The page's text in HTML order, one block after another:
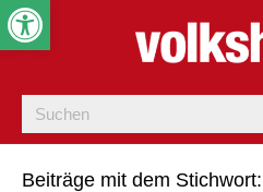
Beiträge mit dem